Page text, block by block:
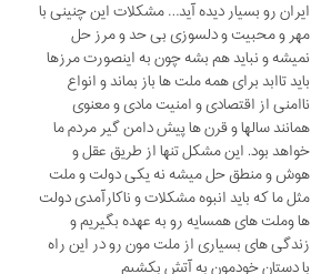
ایران رو بسیار دیده آید… مشکلات این چنینی با
مهر و محبیت و دلسوزی بی حد و مرز حل
نمیشه و نباید هم بشه چون به اینصورت مرزها
باید تاابد برای همه ملت ها باز بماند و انواع
ناامنی از اقتصادی و امنیت مادی و معنوی
همانند سالها و قرن ها پیش دامن گیر مردم ما
خواهد بود. این مشکل تنها از طریق عقل و
هوش و منطق حل میشه نه یکی دولت و ملت
مثل ما که باید انبوه مشکلات و ناکارآمدی دولت
ها وملت های همسایه رو به عهده بگیریم و
زندگی های بسیاری از ملت مون رو در این راه
با دستان خودمون به آتش بکشیم